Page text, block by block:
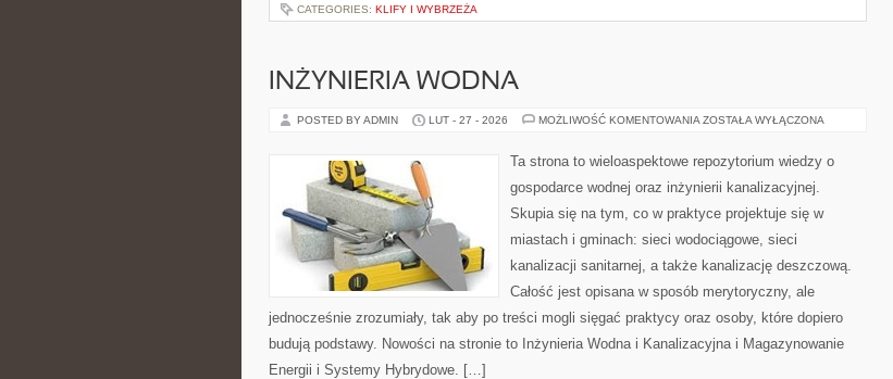
CATEGORIES: KLIFY I WYBRZEŻA
INŻYNIERIA WODNA
POSTED BY ADMIN LUT - 27 - 2026 MOŻLIWOŚĆ KOMENTOWANIA INŻYNIERIA
ZOSTAŁA WYŁĄCZONA
Ta strona to wieloaspektowe repozytorium wiedzy o
gospodarce wodnej oraz inżynierii kanalizacyjnej.
Skupia się na tym, co w praktyce projektuje się w
miastach i gminach: sieci wodociągowe, sieci
kanalizacji sanitarnej, a także kanalizację deszczową.
Całość jest opisana w sposób merytoryczny, ale
jednocześnie zrozumiały, tak aby po treści mogli sięgać praktycy oraz osoby, które dopiero
budują podstawy. Nowości na stronie to Inżynieria Wodna i Kanalizacyjna i Magazynowanie
Energii i Systemy Hybrydowe. […]